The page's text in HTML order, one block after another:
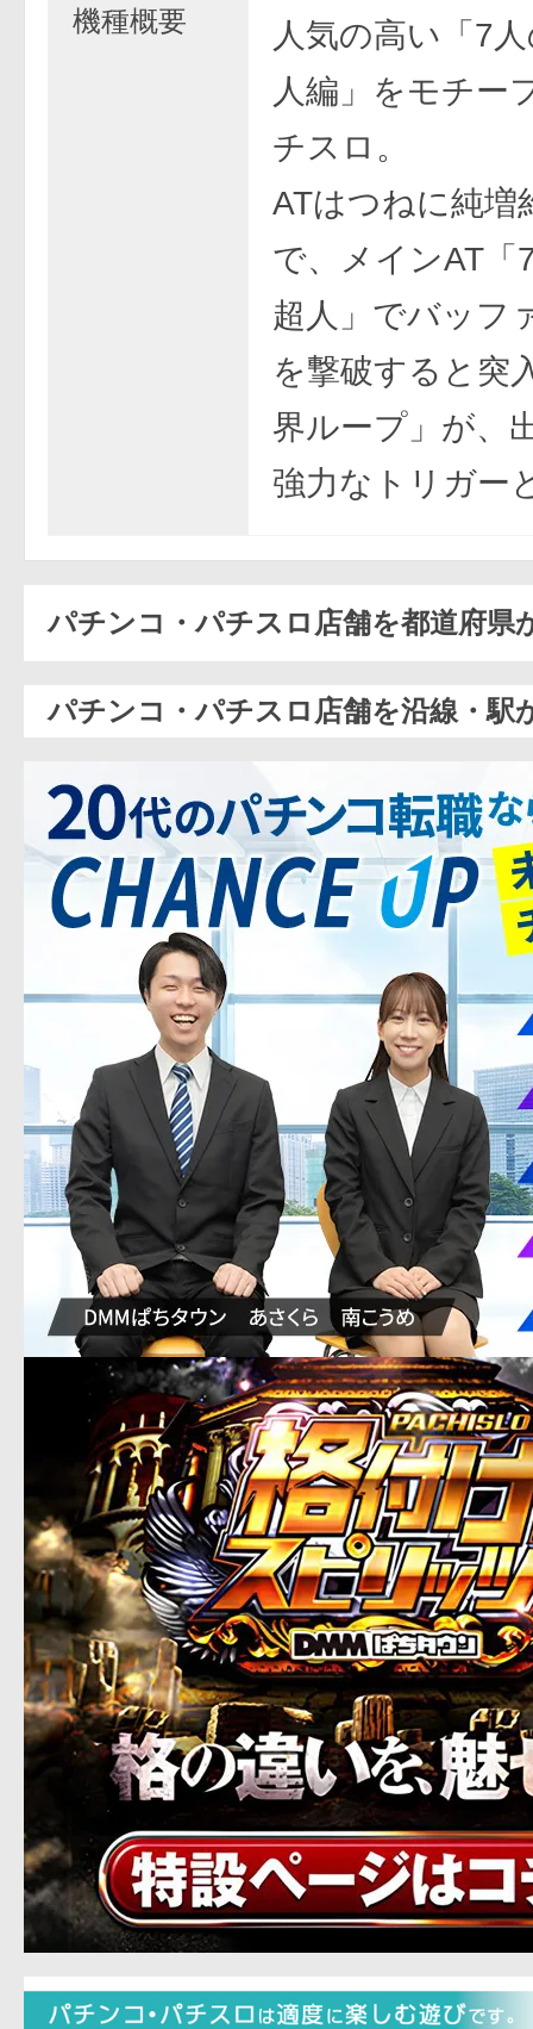
機種概要
人気の高い「7
人編」をモチー
チスロ。
ATはつねに純増
で、メインAT「
超人」でバッフ
を撃破すると突
界ループ」が、
強力なトリガー
パチンコ・パチスロ店舗を都道府県
パチンコ・パチスロ店舗を沿線・駅